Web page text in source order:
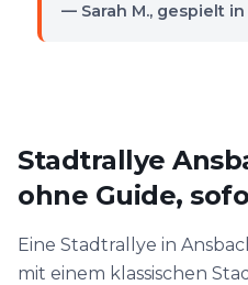
— Sarah M., gespielt
Stadtrallye
ohne Guide,
Eine Stadtrallye in
mit einem klassischen